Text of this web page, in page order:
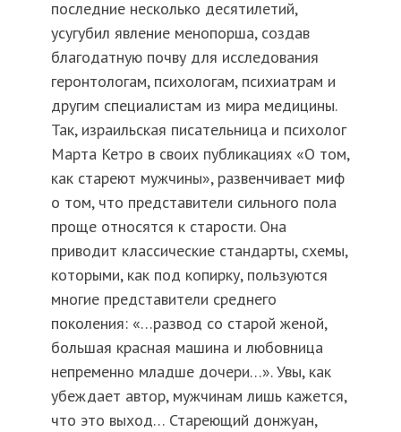
последние несколько десятилетий,
усугубил явление менопорша, создав
благодатную почву для исследования
геронтологам, психологам, психиатрам и
другим специалистам из мира медицины.
Так, израильская писательница и психолог
Марта Кетро в своих публикациях «О том,
как стареют мужчины», развенчивает миф
о том, что представители сильного пола
проще относятся к старости. Она
приводит классические стандарты, схемы,
которыми, как под копирку, пользуются
многие представители среднего
поколения: «…развод со старой женой,
большая красная машина и любовница
непременно младше дочери…». Увы, как
убеждает автор, мужчинам лишь кажется,
что это выход… Стареющий донжуан,